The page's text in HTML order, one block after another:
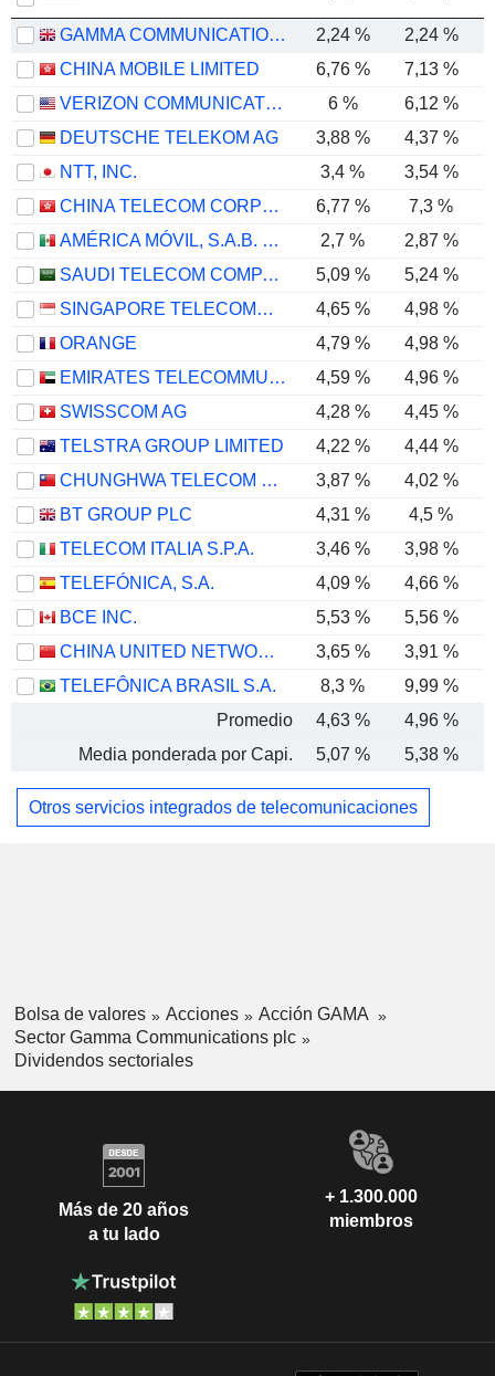
GAMMA COMMUNICATIONS PLC 2,24 % 2,24 %
CHINA MOBILE LIMITED
6,76 % 7,13 %
VERIZON COMMUNICATIONS, INC.
6 % 6,12 %
DEUTSCHE TELEKOM AG
3,88 % 4,37 %
NTT, INC.
3,4 % 3,54 %
CHINA TELECOM CORPORATION LIMITED
6,77 %
7,3 %
AMÉRICA MÓVIL, S.A.B. DE C.V.
2,7 % 2,87 %
SAUDI TELECOM COMPANY
5,09 % 5,24 %
SINGAPORE TELECOMMUNICATIONS LIMITED
4,65 % 4,98 %
ORANGE
4,79 % 4,98 %
EMIRATES TELECOMMUNICATIONS GROUP COMPANY
4,59 % 4,96 %
SWISSCOM AG
4,28 % 4,45 %
TELSTRA GROUP LIMITED
4,22 % 4,44 %
CHUNGHWA TELECOM CO., LTD.
3,87 % 4,02 %
BT GROUP PLC
4,31 % 4,5 %
TELECOM ITALIA S.P.A.
3,46 % 3,98 %
TELEFÓNICA, S.A.
4,09 % 4,66 %
BCE INC.
5,53 % 5,56 %
CHINA UNITED NETWORK COMMUNICATIONS LIMITED
3,65 % 3,91 %
TELEFÔNICA BRASIL S.A.
8,3 % 9,99 %
Promedio
4,63 % 4,96 %
Media ponderada por Capi.
5,07 % 5,38 %
Otros servicios integrados de telecomunicaciones
Bolsa de valores Acciones
Acción GAMA
Sector Gamma Communications plc
Dividendos sectoriales
Más de 20 años
a tu lado
+ 1.300.000
miembros